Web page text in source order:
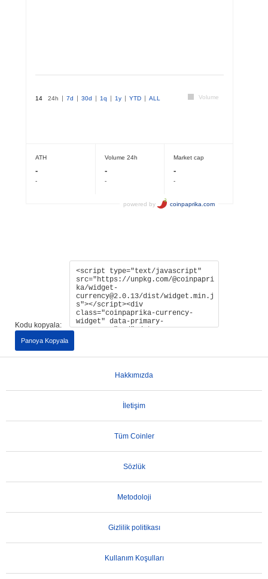
Kodu kopyala:
Panoya Kopyala
Hakkımızda
İletişim
Tüm Coinler
Sözlük
Metodoloji
Gizlilik politikası
Kullanım Koşulları